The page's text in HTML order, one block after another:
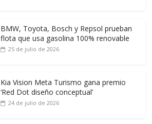
BMW, Toyota, Bosch y Repsol prueban
flota que usa gasolina 100% renovable
25 de julio de 2026
Kia Vision Meta Turismo gana premio
‘Red Dot diseño conceptual’
24 de julio de 2026